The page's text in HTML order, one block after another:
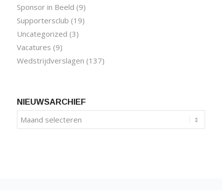
Sponsor in Beeld (9)
Supportersclub (19)
Uncategorized (3)
Vacatures (9)
Wedstrijdverslagen (137)
NIEUWSARCHIEF